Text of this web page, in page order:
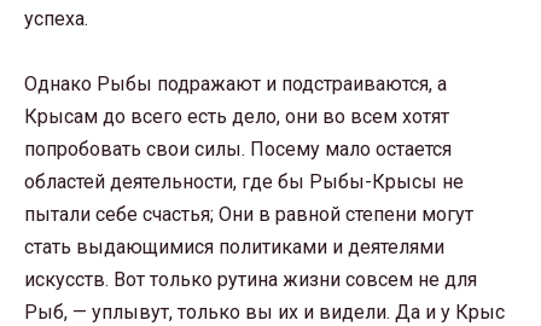
успеха.
Однако Рыбы подражают и подстраиваются, а
Крысам до всего есть дело, они во всем хотят
попробовать свои силы. Посему мало остается
областей деятельности, где бы Рыбы-Крысы не
пытали себе счастья; Они в равной степени могут
стать выдающимися политиками и деятелями
искусств. Вот только рутина жизни совсем не для
Рыб, — уплывут, только вы их и видели. Да и у Крыс